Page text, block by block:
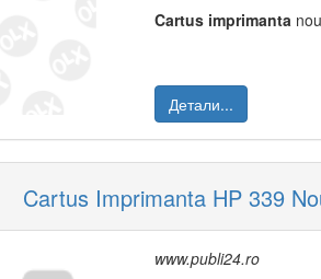
Cartus imprimanta
Детали...
Cartus Imprimanta HP 339
www.publi24.ro